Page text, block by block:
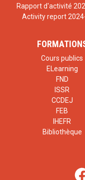
Rapport d'activité
Activity report
Cours publics
ELearning
FND
ISSR
CCDEJ
FEB
IHEFR
Bibliothèque